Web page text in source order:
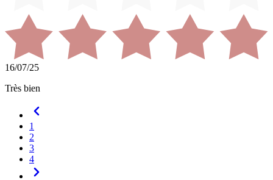
16/07/25
Très bien
1
2
3
4